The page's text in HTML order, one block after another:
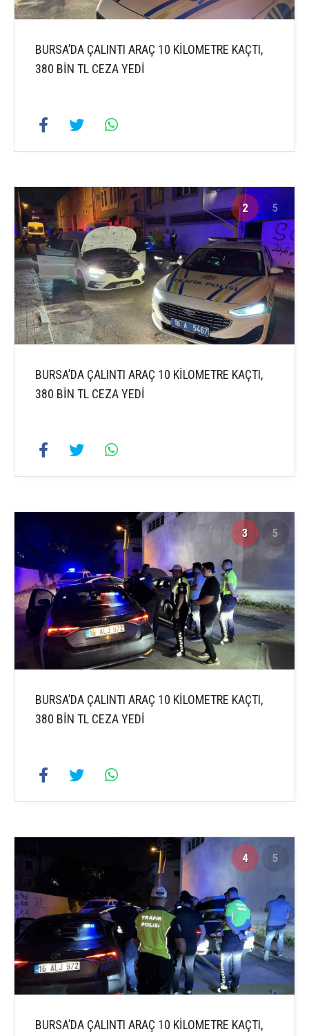
BURSA’DA ÇALINTI ARAÇ 10 KİLOMETRE KAÇTI,
380 BİN TL CEZA YEDİ
2 5
BURSA’DA ÇALINTI ARAÇ 10 KİLOMETRE KAÇTI,
380 BİN TL CEZA YEDİ
3 5
BURSA’DA ÇALINTI ARAÇ 10 KİLOMETRE KAÇTI,
380 BİN TL CEZA YEDİ
4 5
BURSA’DA ÇALINTI ARAÇ 10 KİLOMETRE KAÇTI,